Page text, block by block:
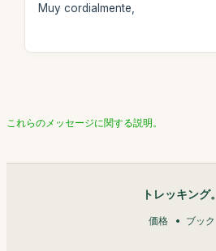
Muy cordialmente,
これらのメッセージに関する説明。
トレッキング。
価格 ブック